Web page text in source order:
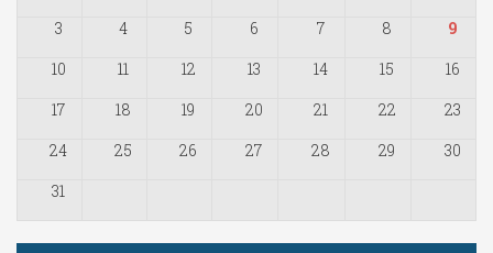
3
4 5 6 7 8
9
10
11 12 13 14 15
16
17
18 19 20 21 22
23
24
25 26 27 28 29
30
31